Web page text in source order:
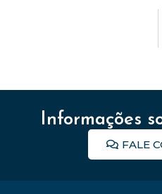
Informações
FALE